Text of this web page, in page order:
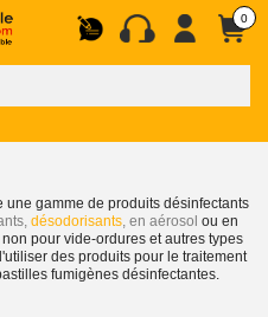
0
une gamme de produits désinfectants
désodorisants, en aérosol ou en
pour vide-ordures et autres types
des produits pour le traitement
fumigènes désinfectantes.